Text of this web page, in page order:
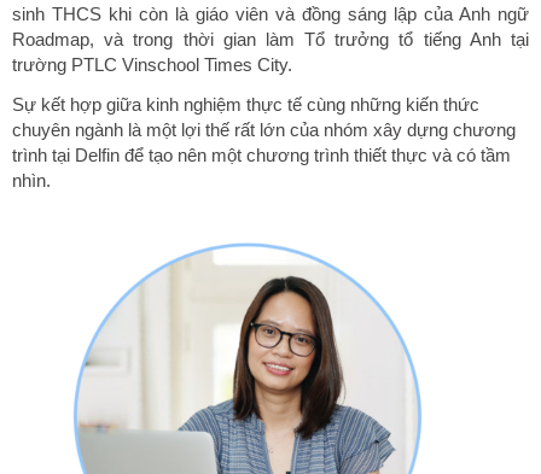
sinh THCS khi còn là giáo viên và đồng sáng lập của Anh ngữ
Roadmap, và trong thời gian làm Tổ trưởng tổ tiếng Anh tại
trường PTLC Vinschool Times City.
Sự kết hợp giữa kinh nghiệm thực tế cùng những kiến thức
chuyên ngành là một lợi thế rất lớn của nhóm xây dựng chương
trình tại Delfin để tạo nên một chương trình thiết thực và có tầm
nhìn.